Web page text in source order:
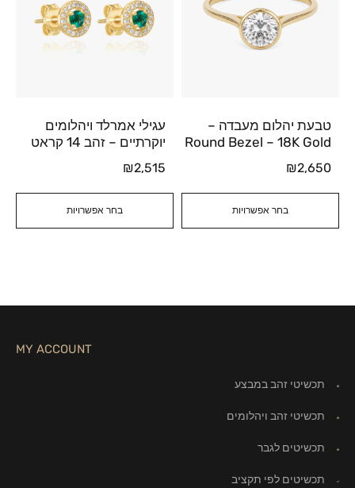
בחר אפשרויות
טבעת יהלום מעבדה –
Round Bezel – 18K Gold
₪2,650
בחר אפשרויות
עגילי אמרלד ויהלומים
יוקרתיים – זהב 14 קראט
₪2,515
MY ACCOUNT
תכשיטי זהב במבצע
תכשיטי זהב ויהלומים
תכשיטים לגבר
תכשיטים לפי תקציב